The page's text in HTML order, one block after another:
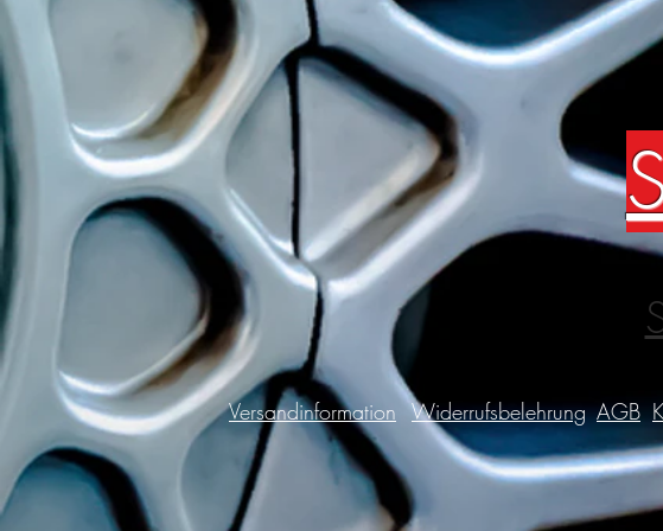
Versandinformation AGB
Widerrufsbelehrung